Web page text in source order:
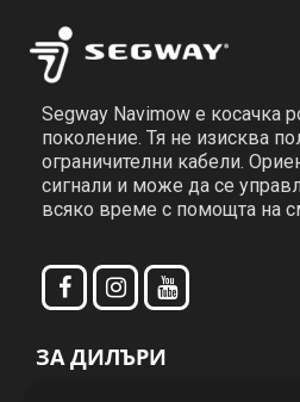
уверено сцепление на
безпроблемно спуска по
(40 °). Това гарантира висока
производителност и
Автоматичното
локализация (Network RTK
предварително поставяне
проводници и използване
остриета, които постигат
Segway Navimow е косачка
поколение. Тя не изисква
ограничителни кабели.
сигнали и може да се
всяко време с помощта на
ЗА ДИЛЪРИ